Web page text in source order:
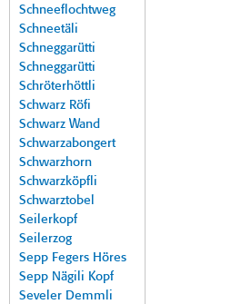
Schneeflochtweg
Schneetäli
Schneggarütti
Schneggarütti
Schröterhöttli
Schwarz Röfi
Schwarz Wand
Schwarzabongert
Schwarzhorn
Schwarzköpfli
Schwarztobel
Seilerkopf
Seilerzog
Sepp Fegers Höres
Sepp Nägili Kopf
Seveler Demmli